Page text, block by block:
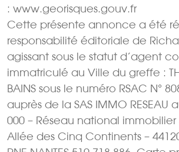
: www.georisques.gouv.fr
Cette présente annonce a été
responsabilité éditoriale de
agissant sous le statut d’agent
immatriculé au Ville du greffe :
BAINS sous le numéro RSAC N°
auprès de la SAS IMMO RESEAU
000 – Réseau national
Allée des Cinq Continents –